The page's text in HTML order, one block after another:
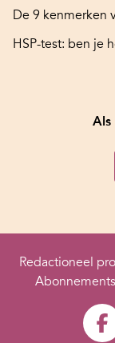
De 9 kenmerken
HSP-test: ben je
Als
Redactioneel